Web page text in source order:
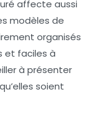
affecte aussi
modèles de
organisés
et faciles à
à présenter
soient